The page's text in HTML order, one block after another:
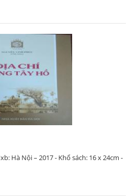
Hà Nội – 2017 - Khổ sách: 16 x 24cm -